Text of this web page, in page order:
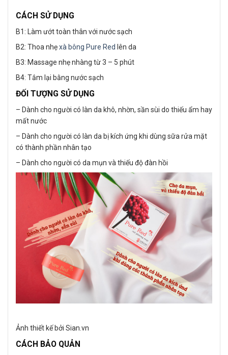
CÁCH SỬ DỤNG
B1: Làm ướt toàn thân với nước sạch
B2: Thoa nhẹxà bông Pure Red lên da
B3: Massage nhẹ nhàng từ 3 – 5 phút
B4: Tắm lại bằng nước sạch
ĐỐI TƯỢNG SỬ DỤNG
– Dành cho người có làn da khô, nhờn, sần sùi do thiếu ẩm hay
mất nước
– Dành cho người có làn da bị kích ứng khi dùng sữa rửa mặt
có thành phần nhân tạo
– Dành cho người có da mụn và thiếu độ đàn hồi
Ảnh thiết kế bởi Sian.vn
CÁCH BẢO QUẢN